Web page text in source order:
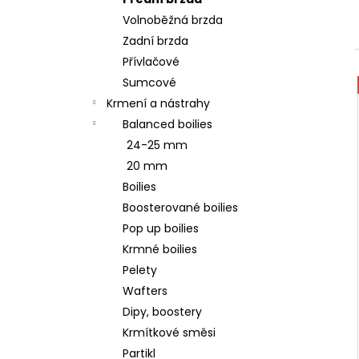
Volnoběžná brzda
Zadní brzda
Přívlačové
Sumcové
Krmení a nástrahy
Balanced boilies
24-25 mm
20 mm
Boilies
Boosterované boilies
Pop up boilies
Krmné boilies
Pelety
Wafters
Dipy, boostery
Krmítkové směsi
Partikl
ODPOČÍVADLO MAGIC CAT MIA S
HRAČKAMI HNĚDÉ 35X50X140CM
1 189 Kč
Původně: 1 699 Kč